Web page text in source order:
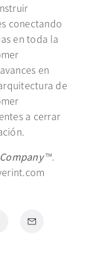
conectando
en toda la
en
de
a cerrar
™.
nueva
pestaña nueva
en una pestaña
Email